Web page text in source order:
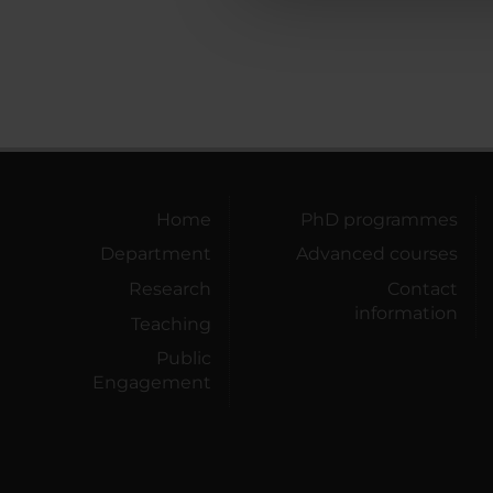
Home
Department
Research
Teaching
Public
Engagement
PhD programmes
Advanced courses
Contact
information